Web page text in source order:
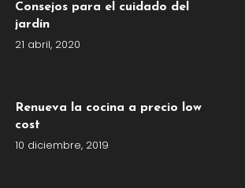
Consejos para el cuidado del
jardín
21 abril, 2020
Renueva la cocina a precio low
cost
10 diciembre, 2019